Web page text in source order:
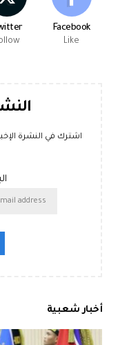
Facebook
Like
اشترك في النشرة
أخبار شعبية